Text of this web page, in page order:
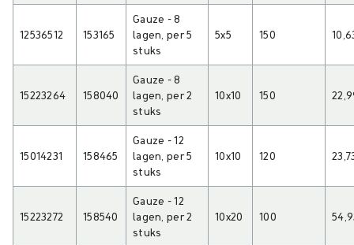
12536512 153165
Gauze - 8
lagen, per 5
stuks
5x5 150
15223264 158040
Gauze - 8
lagen, per 2
stuks
10x10 150
15014231 158465
Gauze - 12
lagen, per 5
stuks
10x10 120
15223272 158540
Gauze - 12
lagen, per 2
stuks
10x20 100